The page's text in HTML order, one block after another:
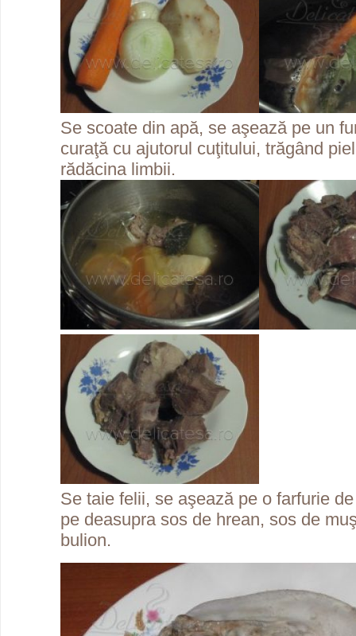
Se scoate din apă, se aşează pe un
curaţă cu ajutorul cuţitului, trăgând
rădăcina limbii.
Se taie felii, se aşează pe o farfurie
pe deasupra sos de hrean, sos de
bulion.